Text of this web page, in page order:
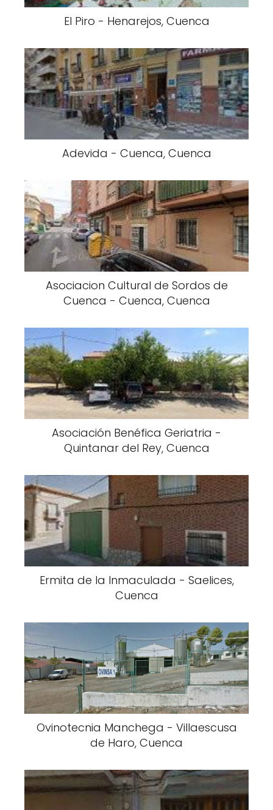
El Piro - Henarejos, Cuenca
Adevida - Cuenca, Cuenca
Asociacion Cultural de Sordos de
Cuenca - Cuenca, Cuenca
Asociación Benéfica Geriatria -
Quintanar del Rey, Cuenca
Ermita de la Inmaculada - Saelices,
Cuenca
Ovinotecnia Manchega - Villaescusa
de Haro, Cuenca